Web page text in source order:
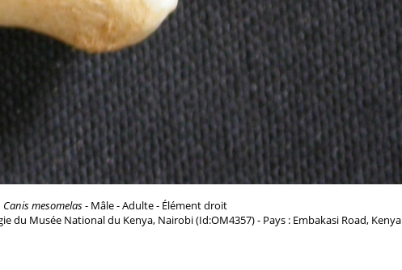
Canis mesomelas- Mâle - Adulte - Élément droit
du Musée National du Kenya, Nairobi (Id:OM4357) - Pays : Embakasi Road, Kenya